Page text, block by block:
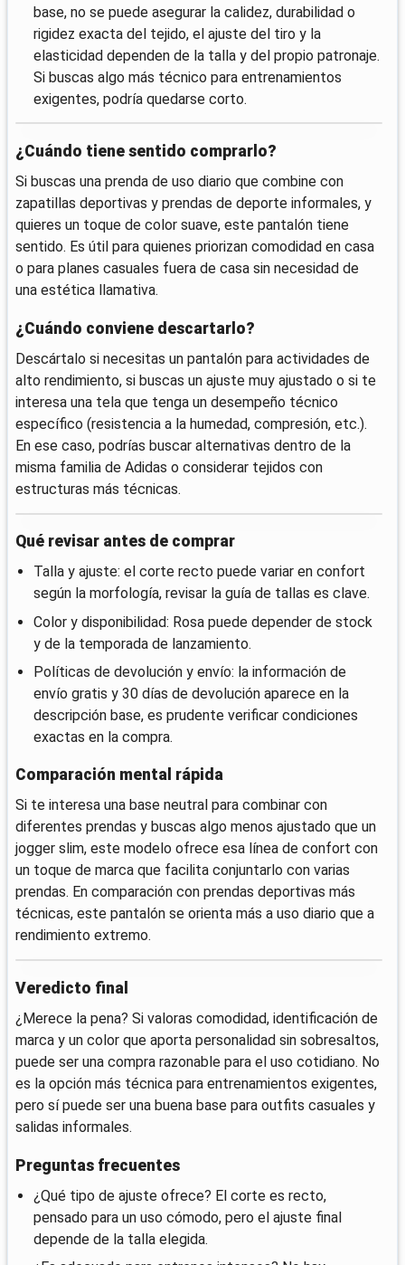
base, no se puede asegurar la calidez, durabilidad o
rigidez exacta del tejido, el ajuste del tiro y la
elasticidad dependen de la talla y del propio patronaje.
Si buscas algo más técnico para entrenamientos
exigentes, podría quedarse corto.
¿Cuándo tiene sentido comprarlo?
Si buscas una prenda de uso diario que combine con
zapatillas deportivas y prendas de deporte informales, y
quieres un toque de color suave, este pantalón tiene
sentido. Es útil para quienes priorizan comodidad en casa
o para planes casuales fuera de casa sin necesidad de
una estética llamativa.
¿Cuándo conviene descartarlo?
Descártalo si necesitas un pantalón para actividades de
alto rendimiento, si buscas un ajuste muy ajustado o si te
interesa una tela que tenga un desempeño técnico
específico (resistencia a la humedad, compresión, etc.).
En ese caso, podrías buscar alternativas dentro de la
misma familia de Adidas o considerar tejidos con
estructuras más técnicas.
Qué revisar antes de comprar
Talla y ajuste: el corte recto puede variar en confort
según la morfología, revisar la guía de tallas es clave.
Color y disponibilidad: Rosa puede depender de stock
y de la temporada de lanzamiento.
Políticas de devolución y envío: la información de
envío gratis y 30 días de devolución aparece en la
descripción base, es prudente verificar condiciones
exactas en la compra.
Comparación mental rápida
Si te interesa una base neutral para combinar con
diferentes prendas y buscas algo menos ajustado que un
jogger slim, este modelo ofrece esa línea de confort con
un toque de marca que facilita conjuntarlo con varias
prendas. En comparación con prendas deportivas más
técnicas, este pantalón se orienta más a uso diario que a
rendimiento extremo.
Veredicto final
¿Merece la pena? Si valoras comodidad, identificación de
marca y un color que aporta personalidad sin sobresaltos,
puede ser una compra razonable para el uso cotidiano. No
es la opción más técnica para entrenamientos exigentes,
pero sí puede ser una buena base para outfits casuales y
salidas informales.
Preguntas frecuentes
¿Qué tipo de ajuste ofrece? El corte es recto,
pensado para un uso cómodo, pero el ajuste final
depende de la talla elegida.